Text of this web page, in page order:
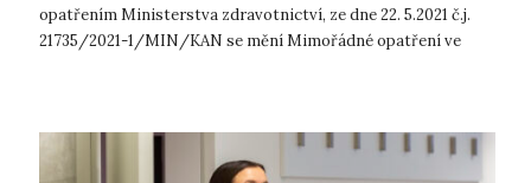
opatřením Ministerstva zdravotnictví, ze dne 22. 5.2021 č.j.
21735/2021-1/MIN/KAN se mění Mimořádné opatření ve